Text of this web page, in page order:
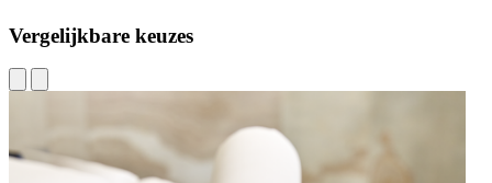
Vergelijkbare keuzes